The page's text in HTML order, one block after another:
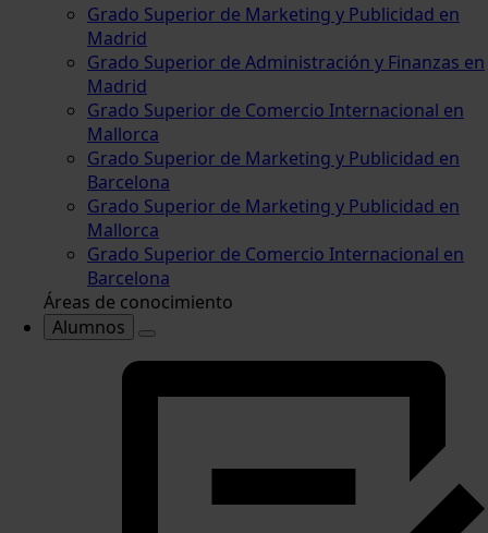
Grado Superior de Marketing y Publicidad en
Madrid
Grado Superior de Administración y Finanzas en
Madrid
Grado Superior de Comercio Internacional en
Mallorca
Grado Superior de Marketing y Publicidad en
Barcelona
Grado Superior de Marketing y Publicidad en
Mallorca
Grado Superior de Comercio Internacional en
Barcelona
Áreas de conocimiento
Alumnos